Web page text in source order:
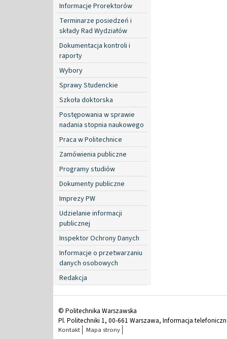
Informacje Prorektorów
Terminarze posiedzeń i
składy Rad Wydziałów
Dokumentacja kontroli i
raporty
Wybory
Sprawy Studenckie
Szkoła doktorska
Postępowania w sprawie
nadania stopnia naukowego
Praca w Politechnice
Zamówienia publiczne
Programy studiów
Dokumenty publiczne
Imprezy PW
Udzielanie informacji
publicznej
Inspektor Ochrony Danych
Informacje o przetwarzaniu
danych osobowych
Redakcja
© Politechnika Warszawska
Pl. Politechniki 1, 00-661 Warszawa, Informacja
Kontakt Mapa strony